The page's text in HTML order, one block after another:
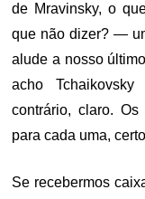
de Mravinsky, o
que não dizer? —
alude a nosso
acho
contrário, claro.
para cada uma,
Se recebermos